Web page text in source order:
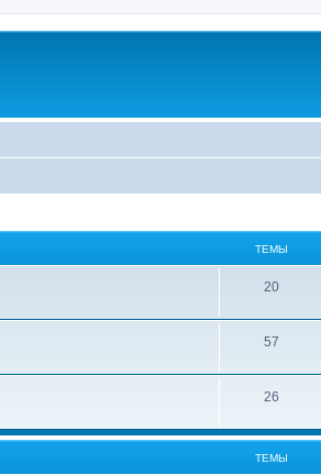
ТЕМЫ
20
57
26
ТЕМЫ